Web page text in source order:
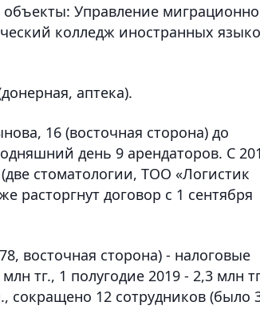
Управление
колледж иностранных
аптека).
16 (восточная сторона) до
день 9 арендаторов. С
стоматологии, ТОО «Логистик
расторгнут договор с 1 сентября
восточная сторона) - налоговые
тг., 1 полугодие 2019 - 2,3 млн
сокращено 12 сотрудников (было